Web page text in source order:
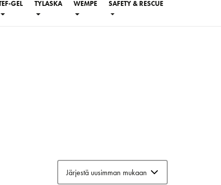
GEL TYLASKA WEMPE SAFETY & RESCUE